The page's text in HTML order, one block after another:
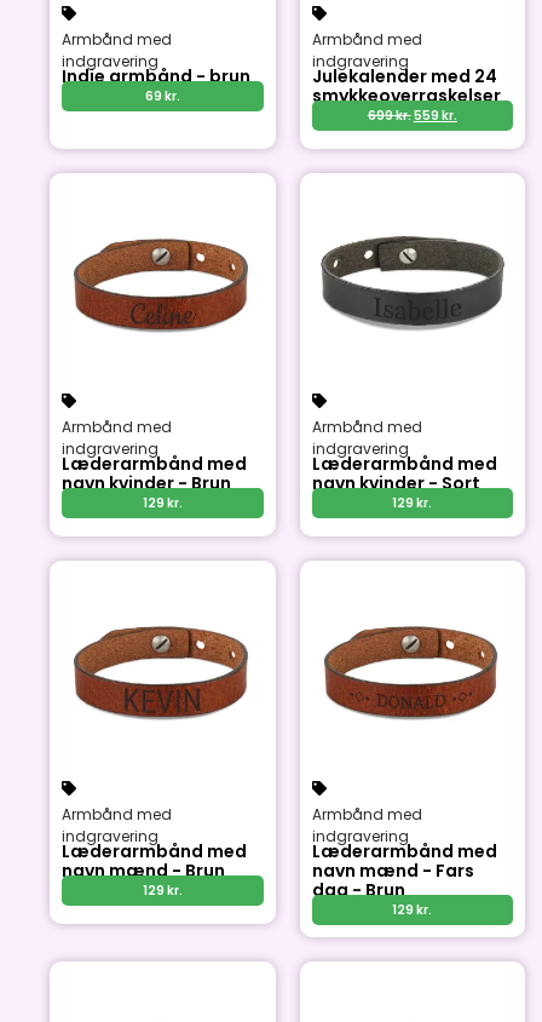
Armbånd med
indgravering
Indie armbånd - brun
69 kr.
Armbånd med
indgravering
Julekalender med 24
smykkeoverraskelser
699kr.559 kr.
Armbånd med
indgravering
Læderarmbånd med
navn kvinder - Brun
129 kr.
Armbånd med
indgravering
Læderarmbånd med
navn kvinder - Sort
129kr.
Armbånd med
indgravering
Læderarmbånd med
navn mænd - Brun
129 kr.
Armbånd med
indgravering
Læderarmbånd med
navn mænd - Fars
dag - Brun
129kr.